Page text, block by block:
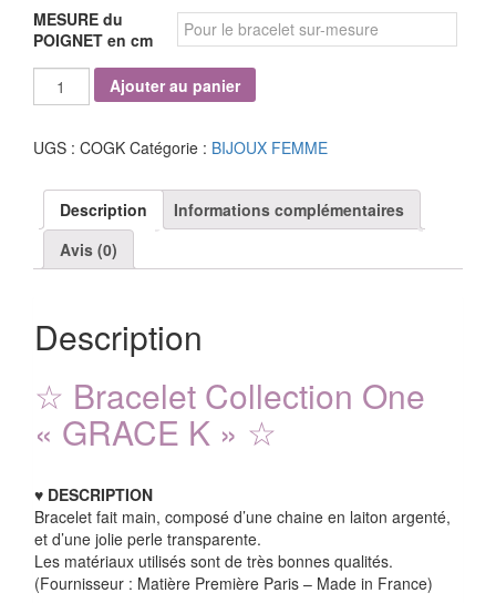
MESURE du
POIGNET en cm
quantité
de
Collection
"GRACE
Ajouter au panier
UGS : COGK Catégorie : BIJOUX FEMME
Description
Informations complémentaires
Avis (0)
Description
☆ Bracelet Collection One
« GRACE K » ☆
♥ DESCRIPTION
Bracelet fait main, composé d’une chaine en laiton argenté,
et d’une jolie perle transparente.
Les matériaux utilisés sont de très bonnes qualités.
(Fournisseur : Matière Première Paris – Made in France)